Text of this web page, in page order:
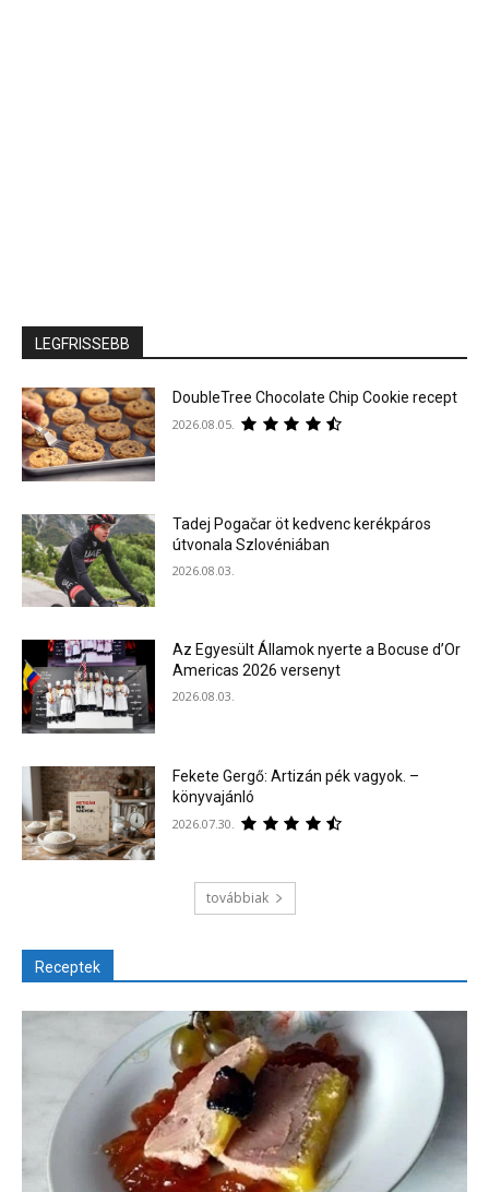
LEGFRISSEBB
DoubleTree Chocolate Chip Cookie recept
2026.08.05.
Tadej Pogačar öt kedvenc kerékpáros
útvonala Szlovéniában
2026.08.03.
Az Egyesült Államok nyerte a Bocuse d’Or
Americas 2026 versenyt
2026.08.03.
Fekete Gergő: Artizán pék vagyok. –
könyvajánló
2026.07.30.
továbbiak
Receptek